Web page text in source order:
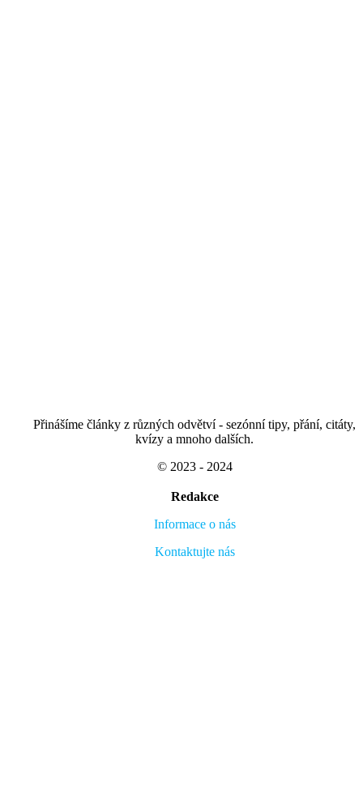
Přinášíme články z různých odvětví - sezónní tipy, přání, citáty,
kvízy a mnoho dalších.
© 2023 - 2024
Redakce
Informace o nás
Kontaktujte nás